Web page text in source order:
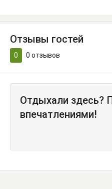
Отзывы гостей
0 0 отзывов
Отдыхали здесь?
впечатлениями!